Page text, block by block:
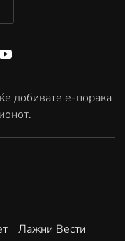
добивате е-порака
Лажни Вести